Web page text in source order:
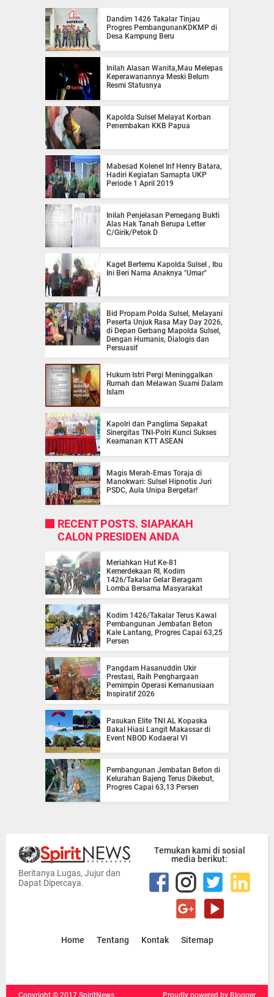
Dandim 1426 Takalar Tinjau
Progres PembangunanKDKMP di
Desa Kampung Beru
Inilah Alasan Wanita,Mau Melepas
Keperawanannya Meski Belum
Resmi Statusnya
Kapolda Sulsel Melayat Korban
Penembakan KKB Papua
Mabesad Kolenel Inf Henry Batara,
Hadiri Kegiatan Samapta UKP
Periode 1 April 2019
Inilah Penjelasan Pemegang Bukti
Alas Hak Tanah Berupa Letter
C/Girik/Petok D
Kaget Bertemu Kapolda Sulsel , Ibu
Ini Beri Nama Anaknya "Umar"
Bid Propam Polda Sulsel, Melayani
Peserta Unjuk Rasa May Day 2026,
di Depan Gerbang Mapolda Sulsel,
Dengan Humanis, Dialogis dan
Persuasif
Hukum Istri Pergi Meninggalkan
Rumah dan Melawan Suami Dalam
Islam
Kapolri dan Panglima Sepakat
Sinergitas TNI-Polri Kunci Sukses
Keamanan KTT ASEAN
Magis Merah-Emas Toraja di
Manokwari: Sulsel Hipnotis Juri
PSDC, Aula Unipa Bergetar!
RECENT POSTS. SIAPAKAH
CALON PRESIDEN ANDA
Meriahkan Hut Ke-81
Kemerdekaan RI, Kodim
1426/Takalar Gelar Beragam
Lomba Bersama Masyarakat
Kodim 1426/Takalar Terus Kawal
Pembangunan Jembatan Beton
Kale Lantang, Progres Capai 63,25
Persen
Pangdam Hasanuddin Ukir
Prestasi, Raih Penghargaan
Pemimpin Operasi Kemanusiaan
Inspiratif 2026
Pasukan Elite TNI AL Kopaska
Bakal Hiasi Langit Makassar di
Event NBOD Kodaeral VI
Pembangunan Jembatan Beton di
Kelurahan Bajeng Terus Dikebut,
Progres Capai 63,13 Persen
Beritanya Lugas, Jujur dan
Dapat Dipercaya.
Temukan kami di sosial
media berikut:
Home Tentang Kontak Sitemap
Copyright © 2017 SpiritNews Proudly powered by Blogger